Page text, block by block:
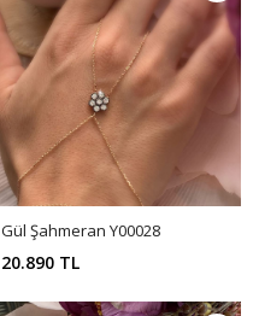
Gül Şahmeran Y00028
20.890 TL